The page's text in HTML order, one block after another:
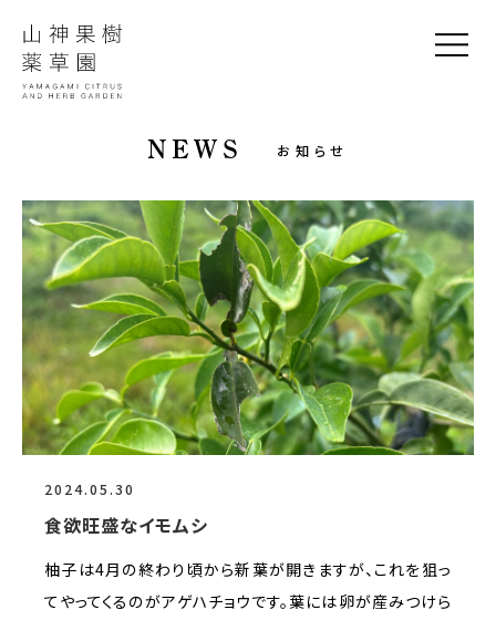
NEWS お知らせ
2024.05.30
食欲旺盛なイモムシ
柚子は4月の終わり頃から新葉が開きますが、これを狙っ
てやってくるのがアゲハチョウです。葉には卵が産みつけら